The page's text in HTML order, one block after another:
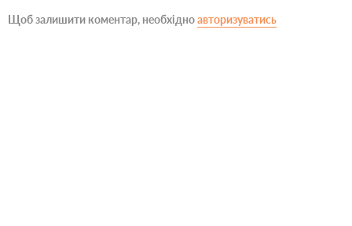
Щоб залишити коментар, необхідноавторизуватись